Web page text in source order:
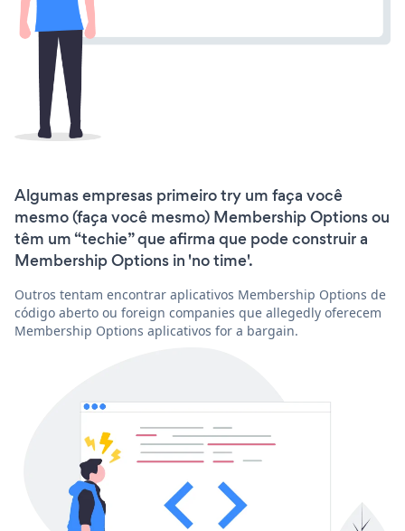
Algumas empresas primeiro try um faça você
mesmo (faça você mesmo) Membership Options ou
têm um “techie” que afirma que pode construir a
Membership Options in 'no time'.
Outros tentam encontrar aplicativos Membership Options de
código aberto ou foreign companies que allegedly oferecem
Membership Options aplicativos for a bargain.